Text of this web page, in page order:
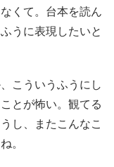
くて。台本を読ん
うに表現したいと
こういうふうにし
とが怖い。観てる
し、またこんなこ
。